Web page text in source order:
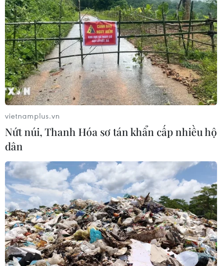
TIN CÙNG CHUYÊN MỤC
Điện Biên từng bước hình thành thị
trường tín chỉ carbon rừng
08/08/2026 06:50
vietnamplus.vn
Nứt núi, Thanh Hóa sơ tán khẩn cấp nhiều hộ
dân